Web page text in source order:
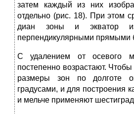
затем каждый из них
отдельно (рис. 18). При этом
диан зоны и экватор
перпендикулярными прямыми
С удалением от осевого
постепенно воз­растают.
размеры зон по долготе
градусами, и для построения
и мельче применяют